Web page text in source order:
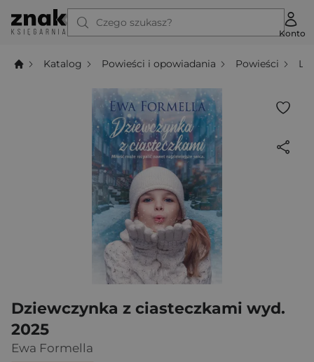
Czego szukasz?
Konto
Katalog Powieści i opowiadania Powieści
Dziewczynka z ciasteczkami wyd.
2025
Ewa Formella